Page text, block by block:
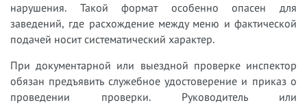
нарушения. Такой формат особенно опасен для
заведений, где расхождение между меню и фактической
подачей носит систематический характер.
При документарной или выездной проверке инспектор
обязан предъявить служебное удостоверение и приказ о
проведении проверки. Руководитель или